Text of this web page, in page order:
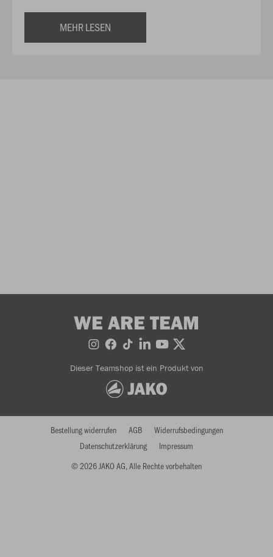
MEHR LESEN
WE ARE TEAM
Dieser Teamshop ist ein Produkt von
© 2026 JAKO AG, Alle Rechte vorbehalten
Bestellung widerrufen AGB
Widerrufsbedingungen
Datenschutzerklärung
Impressum